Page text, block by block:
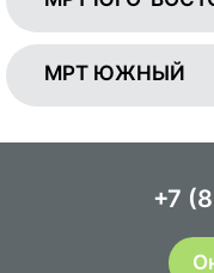
МРТ ЮЖНЫЙ
+7